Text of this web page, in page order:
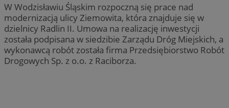
W Wodzisławiu Śląskim rozpoczną się prace nad
modernizacją ulicy Ziemowita, która znajduje się w
dzielnicy Radlin II. Umowa na realizację inwestycji
została podpisana w siedzibie Zarządu Dróg Miejskich, a
wykonawcą robót została firma Przedsiębiorstwo Robót
Drogowych Sp. z o.o. z Raciborza.